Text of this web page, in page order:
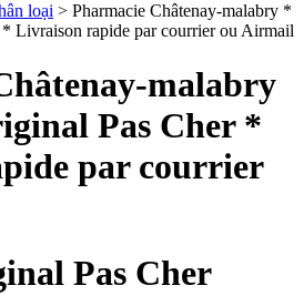
loại > Pharmacie Châtenay-malabry *
Livraison rapide par courrier ou Airmail
malabry
Pas Cher *
par courrier
Pas Cher